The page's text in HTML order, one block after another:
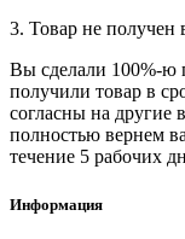
3. Товар не получен
Вы сделали 100%-ю
получили товар в
согласны на другие
полностью вернем
течение 5 рабочих
Информация